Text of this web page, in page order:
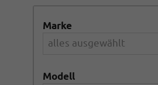
Marke
alles ausgewählt
Modell